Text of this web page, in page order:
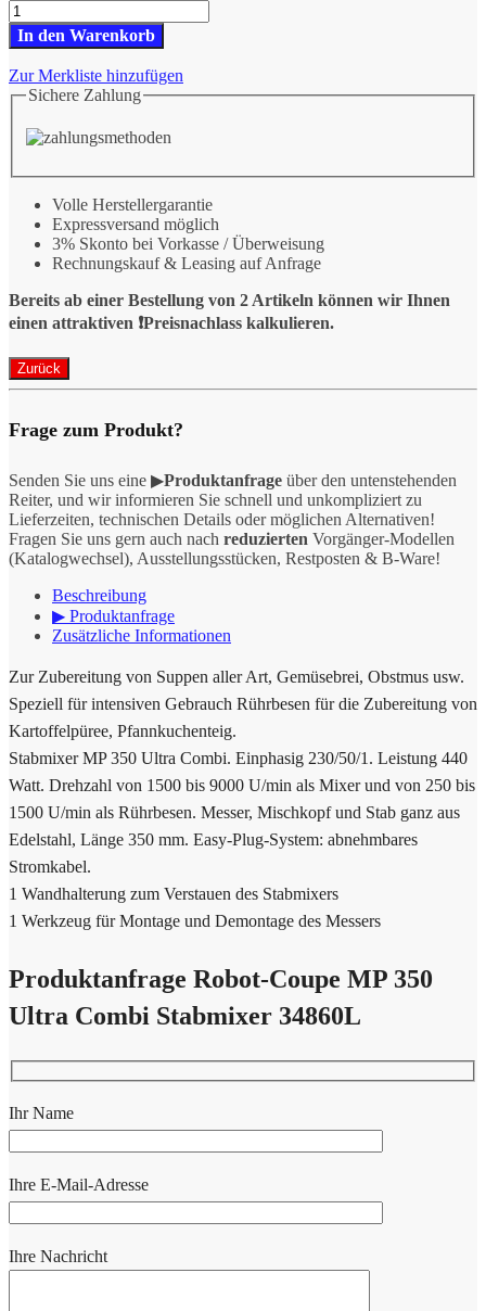
In den Warenkorb
Zur Merkliste hinzufügen
Sichere Zahlung
Volle Herstellergarantie
Expressversand möglich
3% Skonto bei Vorkasse / Überweisung
Rechnungskauf & Leasing auf Anfrage
Bereits ab einer Bestellung von 2 Artikeln können wir Ihnen
einen attraktiven ❗️Preisnachlass kalkulieren.
Frage zum Produkt?
Senden Sie uns eine ▶Produktanfrage über den untenstehenden
Reiter, und wir informieren Sie schnell und unkompliziert zu
Lieferzeiten, technischen Details oder möglichen Alternativen!
Fragen Sie uns gern auch nach reduzierten Vorgänger-Modellen
(Katalogwechsel), Ausstellungsstücken, Restposten & B-Ware!
Beschreibung
▶ Produktanfrage
Zusätzliche Informationen
Zur Zubereitung von Suppen aller Art, Gemüsebrei, Obstmus usw.
Speziell für intensiven Gebrauch Rührbesen für die Zubereitung von
Kartoffelpüree, Pfannkuchenteig.
Stabmixer MP 350 Ultra Combi. Einphasig 230/50/1. Leistung 440
Watt. Drehzahl von 1500 bis 9000 U/min als Mixer und von 250 bis
1500 U/min als Rührbesen. Messer, Mischkopf und Stab ganz aus
Edelstahl, Länge 350 mm. Easy-Plug-System: abnehmbares
Stromkabel.
1 Wandhalterung zum Verstauen des Stabmixers
1 Werkzeug für Montage und Demontage des Messers
Produktanfrage Robot-Coupe MP 350
Ultra Combi Stabmixer 34860L
Ihr Name
Ihre E-Mail-Adresse
Ihre Nachricht